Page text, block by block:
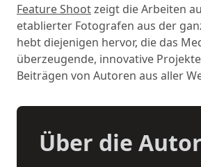
Feature Shootzeigt die Arbeiten
etablierter Fotografen aus der
hebt diejenigen hervor, die das
überzeugende, innovative
Beiträgen von Autoren aus aller
Über die